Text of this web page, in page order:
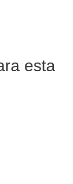
esta